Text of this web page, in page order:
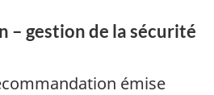
– gestion de la sécurité
émise